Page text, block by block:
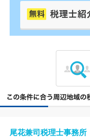
尾花兼司税理士事務所